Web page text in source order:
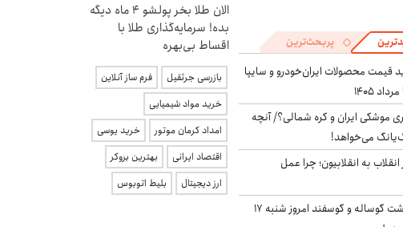
پربحث‌ترین
قیمت محصولات ایران‌خودرو و سایپا
موشکی ایران و کره شمالی؟/ آنچه
می‌خواهد!
به انقلابیون؛ چرا عمل
قیمت گوشت گوساله و گوسفند امروز شنبه ۱۷
الان طلا بخر پولشو 4 ماه دیگه
بده! سرمایه‌گذاری طلا با
اقساط بی‌بهره
بازرسی جرثقیل
فرم ساز آنلاین
خرید مواد شیمیایی
امداد کرمان موتور
خرید یوسی
اقتصاد ایرانی
بهترین بروکر
ارز دیجیتال
بلیط اتوبوس